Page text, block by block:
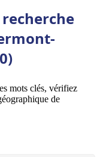
mots clés, vérifiez
de